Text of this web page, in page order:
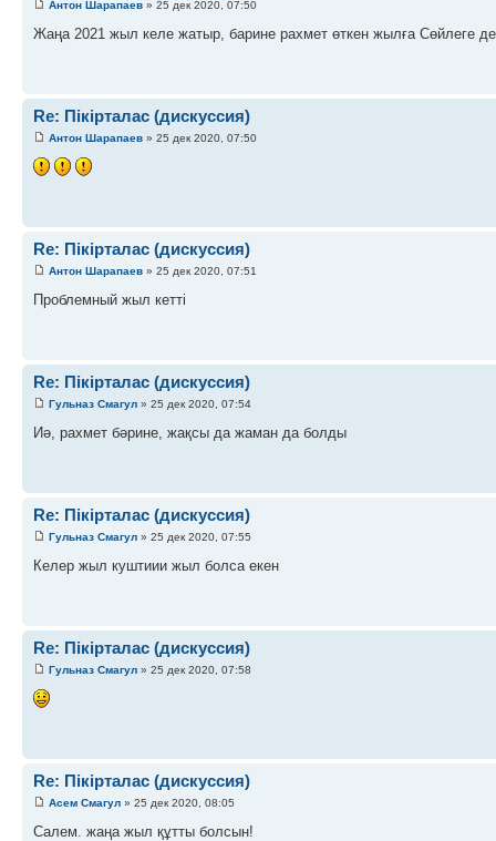
Антон Шарапаев » 25 дек 2020, 07:50
Жаңа 2021 жыл келе жатыр, барине рахмет өткен жылға Сөйлеге де
Re: Пікірталас (дискуссия)
Антон Шарапаев » 25 дек 2020, 07:50
Re: Пікірталас (дискуссия)
Антон Шарапаев » 25 дек 2020, 07:51
Проблемный жыл кетті
Re: Пікірталас (дискуссия)
Гульназ Смагул » 25 дек 2020, 07:54
Иә, рахмет бәрине, жақсы да жаман да болды
Re: Пікірталас (дискуссия)
Гульназ Смагул » 25 дек 2020, 07:55
Келер жыл куштиии жыл болса екен
Re: Пікірталас (дискуссия)
Гульназ Смагул » 25 дек 2020, 07:58
Re: Пікірталас (дискуссия)
Асем Смагул » 25 дек 2020, 08:05
Салем. жаңа жыл құтты болсын!